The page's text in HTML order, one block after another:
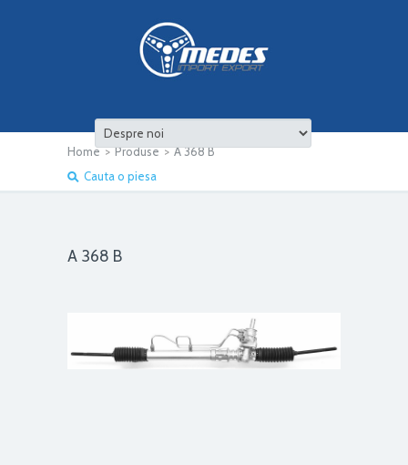
Home > Produse > A 368 B
Cauta o piesa
A 368 B